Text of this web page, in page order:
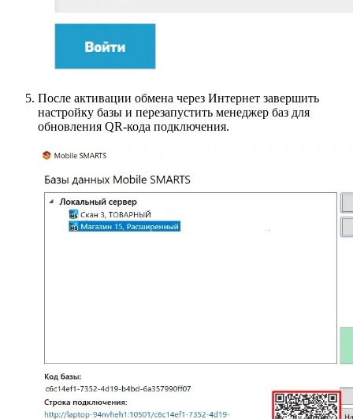
После активации обмена через Интернет завершить
настройку базы и перезапустить менеджер баз для
обновления QR-кода подключения.